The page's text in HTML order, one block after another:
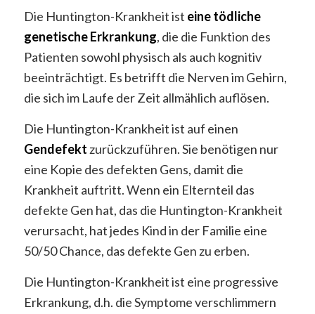
Die Huntington-Krankheit ist eine tödliche
genetische Erkrankung, die die Funktion des
Patienten sowohl physisch als auch kognitiv
beeinträchtigt. Es betrifft die Nerven im Gehirn,
die sich im Laufe der Zeit allmählich auflösen.
Die Huntington-Krankheit ist auf einen
Gendefekt zurückzuführen. Sie benötigen nur
eine Kopie des defekten Gens, damit die
Krankheit auftritt. Wenn ein Elternteil das
defekte Gen hat, das die Huntington-Krankheit
verursacht, hat jedes Kind in der Familie eine
50/50 Chance, das defekte Gen zu erben.
Die Huntington-Krankheit ist eine progressive
Erkrankung, d.h. die Symptome verschlimmern